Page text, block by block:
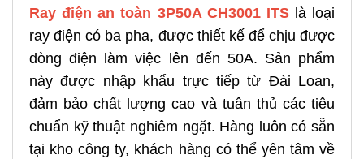
Ray điện an toàn 3P50A CH3001 ITSlà loại
ray điện có ba pha, được thiết kế để chịu được
dòng điện làm việc lên đến 50A. Sản phẩm
này được nhập khẩu trực tiếp từ Đài Loan,
đảm bảo chất lượng cao và tuân thủ các tiêu
chuẩn kỹ thuật nghiêm ngặt. Hàng luôn có sẵn
tại kho công ty, khách hàng có thể yên tâm về